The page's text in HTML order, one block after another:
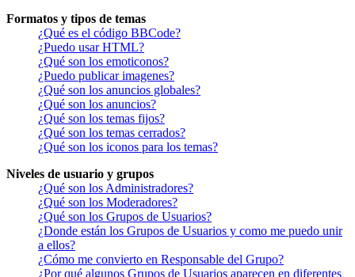
Formatos y tipos de temas
¿Qué es el código BBCode?
¿Puedo usar HTML?
¿Qué son los emoticonos?
¿Puedo publicar imagenes?
¿Qué son los anuncios globales?
¿Qué son los anuncios?
¿Qué son los temas fijos?
¿Qué son los temas cerrados?
¿Qué son los iconos para los temas?
Niveles de usuario y grupos
¿Qué son los Administradores?
¿Qué son los Moderadores?
¿Qué son los Grupos de Usuarios?
¿Donde están los Grupos de Usuarios y como me puedo unir
a ellos?
¿Cómo me convierto en Responsable del Grupo?
¿Por qué algunos Grupos de Usuarios aparecen en diferentes